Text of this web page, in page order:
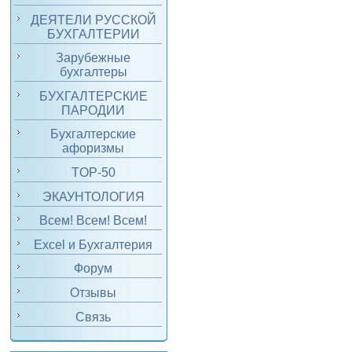
ДЕЯТЕЛИ РУССКОЙ
БУХГАЛТЕРИИ
Зарубежные
бухгалтеры
БУХГАЛТЕРСКИЕ
ПАРОДИИ
Бухгалтерские
афоризмы
TOP-50
ЭКАУНТОЛОГИЯ
Всем! Всем! Всем!
Excel и Бухгалтерия
Форум
Отзывы
Связь